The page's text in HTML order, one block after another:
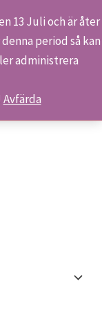
13 Juli och är åter
period så kan
administrera
Avfärda